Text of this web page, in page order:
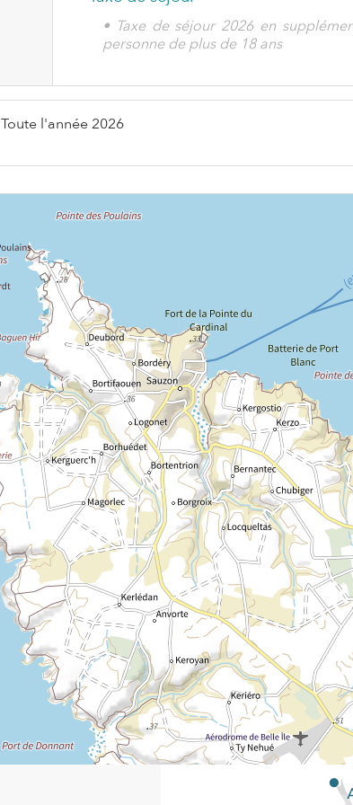
• Taxe de séjour 2026 en
personne de plus de 18 ans
Toute l'année 2026